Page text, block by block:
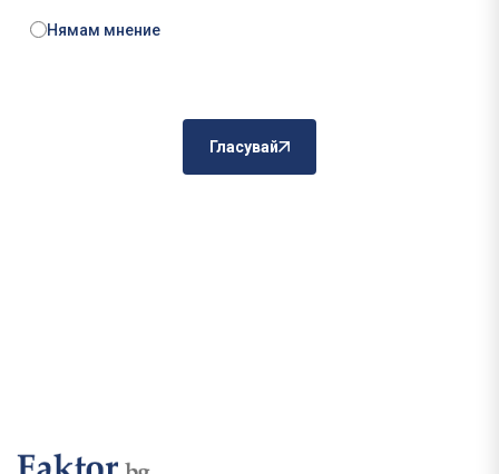
Нямам мнение
Гласувай